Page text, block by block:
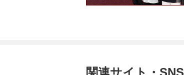
関連サイト・SNS